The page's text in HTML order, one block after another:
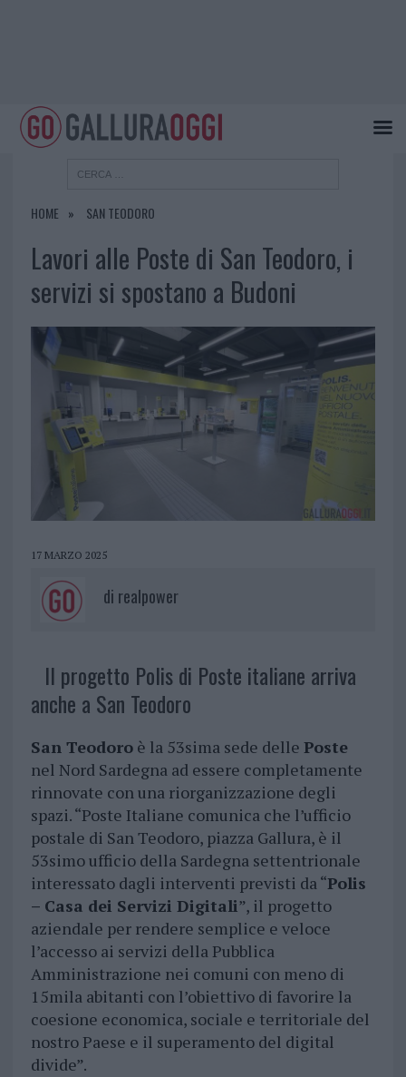
HOME SAN TEODORO
Lavori alle Poste di San Teodoro, i
servizi si spostano a Budoni
17 MARZO 2025
di realpower
Il progetto Polis di Poste italiane arriva
anche a San Teodoro
San Teodoroè la 53sima sede delle Poste
nel Nord Sardegna ad essere completamente
rinnovate con una riorganizzazione degli
spazi. “Poste Italiane comunica che l’ufficio
postale di San Teodoro, piazza Gallura, è il
53simo ufficio della Sardegna settentrionale
interessato dagli interventi previsti da “Polis
– Casa dei Servizi Digitali”, il progetto
aziendale per rendere semplice e veloce
l’accesso ai servizi della Pubblica
Amministrazione nei comuni con meno di
15mila abitanti con l’obiettivo di favorire la
coesione economica, sociale e territoriale del
nostro Paese e il superamento del digital
divide”.